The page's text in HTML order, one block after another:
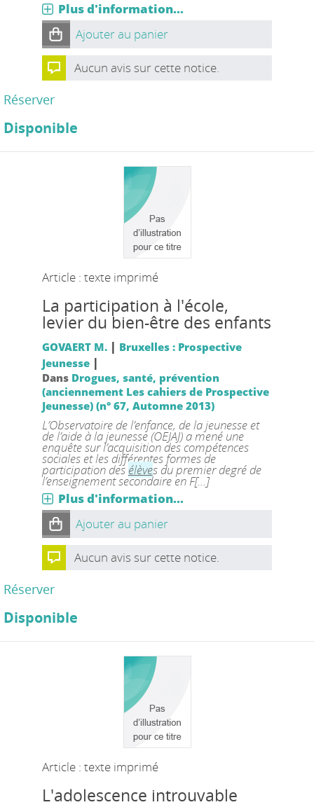
Plus d'information...
Ajouter au panier
Aucun avis sur cette notice.
Réserver
Disponible
Article : texte imprimé
La participation à l'école,
levier du bien-être des enfants
GOVAERT M. | Bruxelles : Prospective
Jeunesse|
Dans Drogues, santé, prévention
(anciennement Les cahiers de Prospective
Jeunesse) (n° 67, Automne 2013)
L’Observatoire de l’enfance, de la jeunesse et
de l’aide à la jeunesse (OEJAJ) a mené une
enquête sur l’acquisition des compétences
sociales et les différentes formes de
participation des élèves du premier degré de
l’enseignement secondaire en F[...]
Plus d'information...
Ajouter au panier
Aucun avis sur cette notice.
Réserver
Disponible
Article : texte imprimé
L'adolescence introuvable